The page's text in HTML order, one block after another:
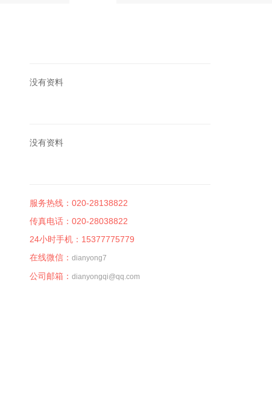
没有资料
没有资料
服务热线：020-28138822
传真电话：020-28038822
24小时手机：15377775779
在线微信： dianyong7
公司邮箱： dianyongqi@qq.com